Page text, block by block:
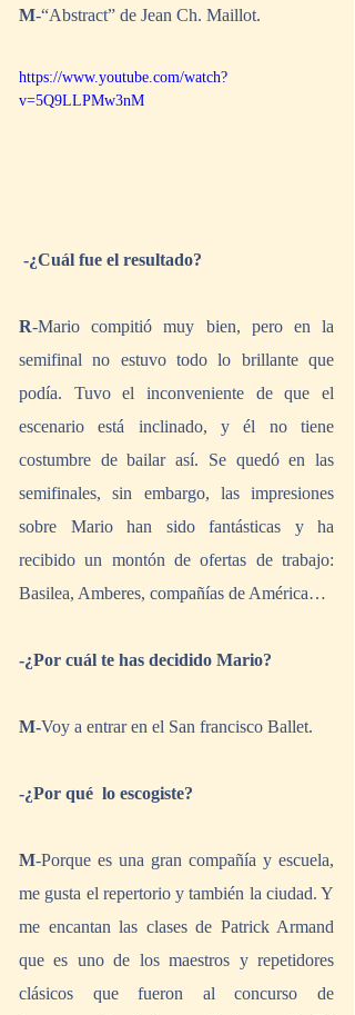
M-“Abstract” de Jean Ch. Maillot.
https://www.youtube.com/watch?
v=5Q9LLPMw3nM
-¿Cuál fue el resultado?
R-Mario compitió muy bien, pero en la
semifinal no estuvo todo lo brillante que
podía. Tuvo el inconveniente de que el
escenario está inclinado, y él no tiene
costumbre de bailar así. Se quedó en las
semifinales, sin embargo, las impresiones
sobre Mario han sido fantásticas y ha
recibido un montón de ofertas de trabajo:
Basilea, Amberes, compañías de América…
-¿Por cuál te has decidido Mario?
M-Voy a entrar en el San francisco Ballet.
-¿Por qué  lo escogiste?
M-Porque es una gran compañía y escuela,
me gusta el repertorio y también la ciudad. Y
me encantan las clases de Patrick Armand
que es uno de los maestros y repetidores
clásicos que fueron al concurso de